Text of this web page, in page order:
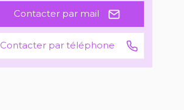
Contacter par mail
Contacter par téléphone